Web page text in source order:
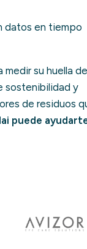
datos en tiempo
medir su huella de
sostenibilidad y
de residuos
puede